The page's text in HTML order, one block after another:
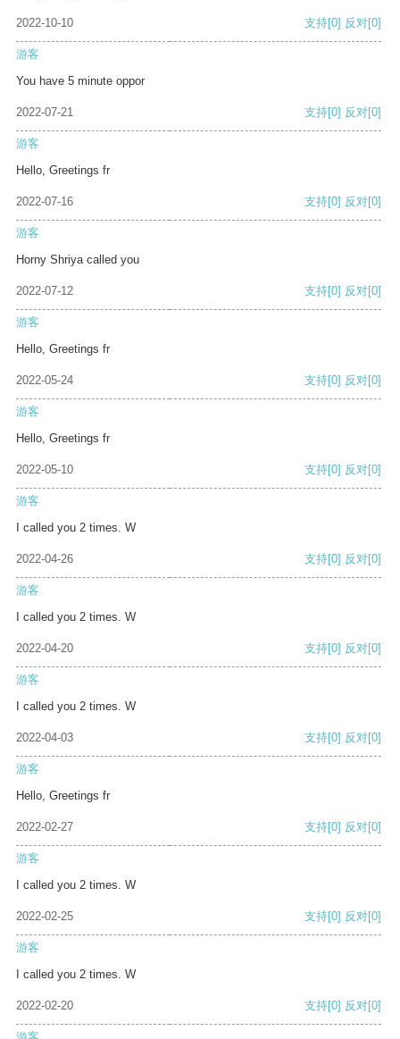
2022-10-10 支持[0] 反对[0]
游客
You have 5 minute oppor
2022-07-21 支持[0] 反对[0]
游客
Hello, Greetings fr
2022-07-16 支持[0] 反对[0]
游客
Horny Shriya called you
2022-07-12 支持[0] 反对[0]
游客
Hello, Greetings fr
2022-05-24 支持[0] 反对[0]
游客
Hello, Greetings fr
2022-05-10 支持[0] 反对[0]
游客
I called you 2 times. W
2022-04-26 支持[0] 反对[0]
游客
I called you 2 times. W
2022-04-20 支持[0] 反对[0]
游客
I called you 2 times. W
2022-04-03 支持[0] 反对[0]
游客
Hello, Greetings fr
2022-02-27 支持[0] 反对[0]
游客
I called you 2 times. W
2022-02-25 支持[0] 反对[0]
游客
I called you 2 times. W
2022-02-20 支持[0] 反对[0]